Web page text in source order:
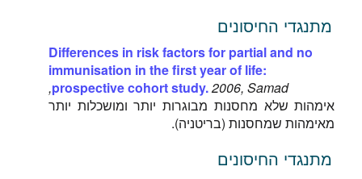
מתנגדי החיסונים
Differences in risk factors for partial and no
immunisation in the first year of life:
prospective cohort study.2006, Samad,
אימהות שלא מחסנות מבוגרות יותר ומושכלות יותר
מאימהות שמחסנות (בריטניה).
מתנגדי החיסונים